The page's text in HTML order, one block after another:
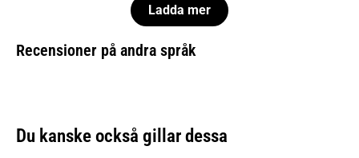
Ladda mer
Recensioner på andra språk
Du kanske också gillar dessa